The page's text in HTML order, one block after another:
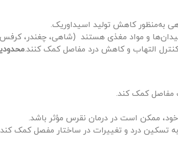
کاهش تولید اسیداوریک.
و مواد مغذی هستند (شاهی، چغندر، کرفس،
کنترل التهاب و کاهش درد مفاصل کمک کنند.
مفاصل کمک کند.
ممکن است در درمان نقرس مؤثر باشد.
تسکین درد و تغییرات در ساختار مفصل کمک